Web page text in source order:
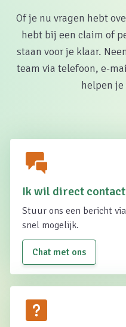
Of je nu vragen hebt
hebt bij een claim of
staan voor je klaar.
team via telefoon, e-
helpen je
Ik wil direct contact
Stuur ons een bericht
snel mogelijk.
Chat met ons